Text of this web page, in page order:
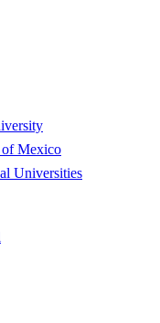
Mexico
Universities